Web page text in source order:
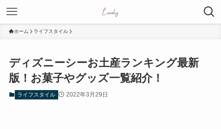
ホーム ライフスタイル
ディズニーシーお土産ランキング最新
版！お菓子やグッズ一覧紹介！
ライフスタイル 2022年3月29日